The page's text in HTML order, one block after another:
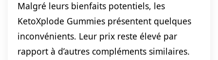
Malgré leurs bienfaits potentiels, les
KetoXplode Gummies présentent quelques
inconvénients. Leur prix reste élevé par
rapport à d’autres compléments similaires.